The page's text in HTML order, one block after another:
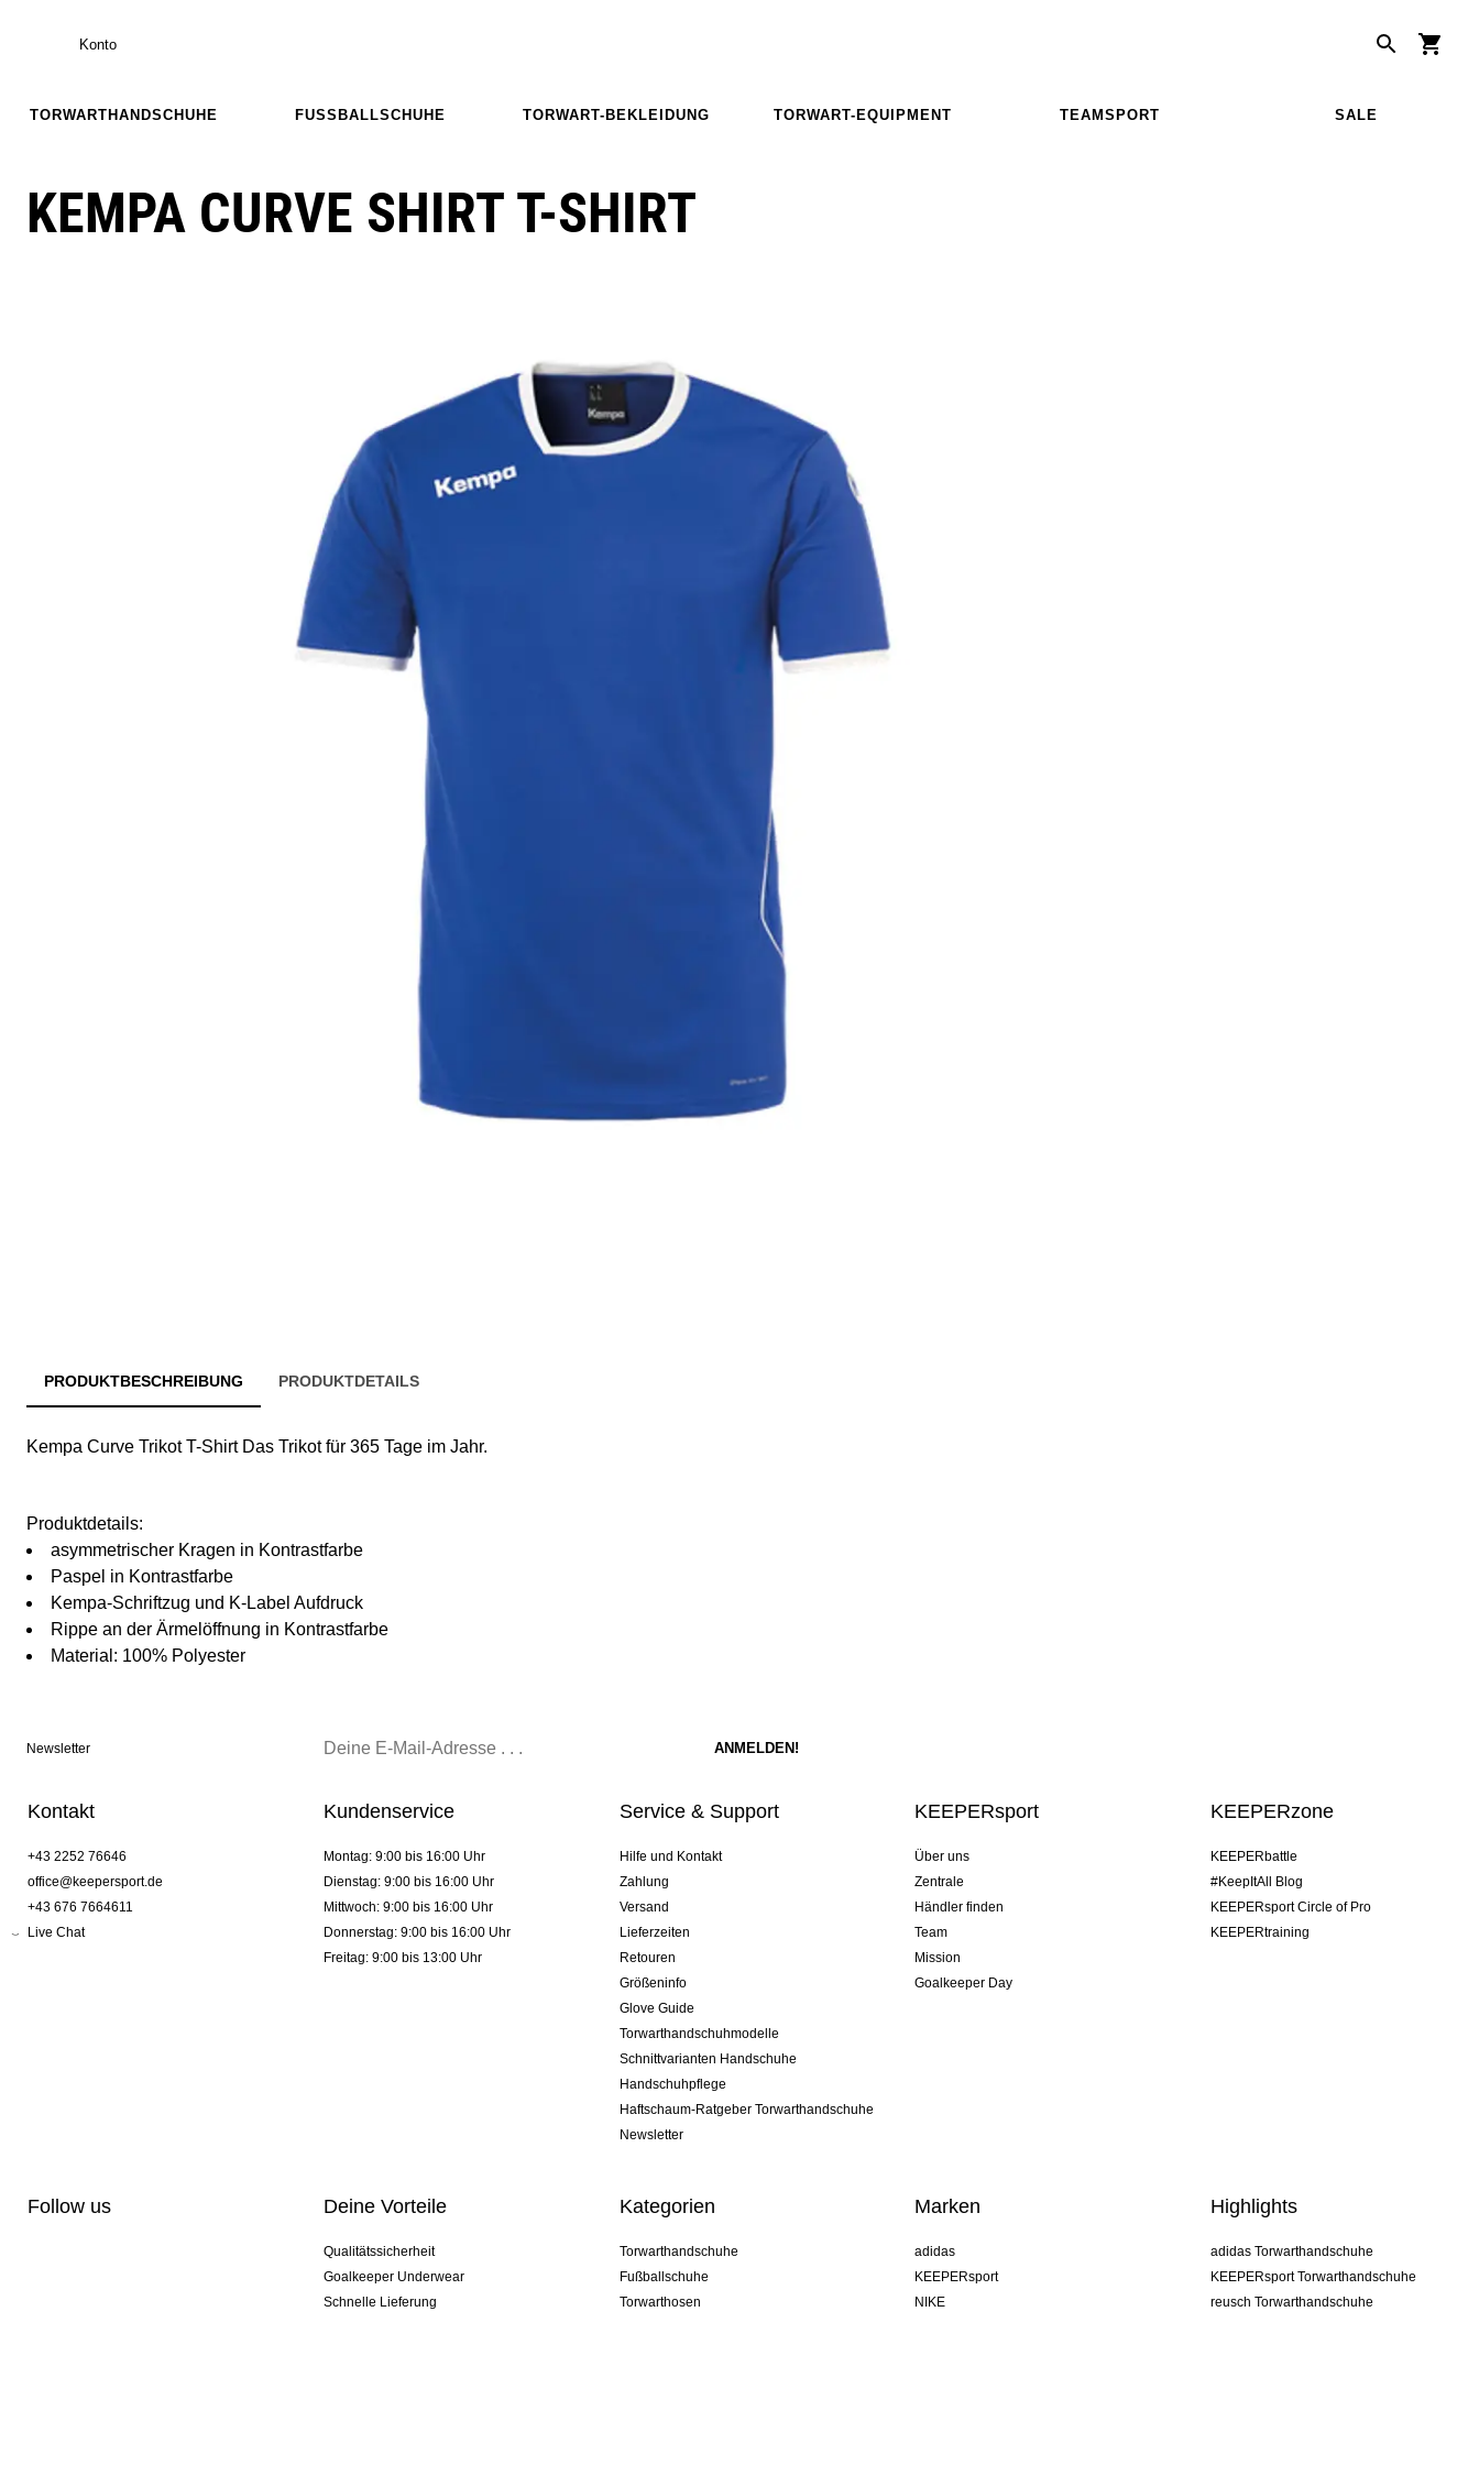
Konto
TORWARTHANDSCHUHE FUSSBALLSCHUHE TORWART-BEKLEIDUNG TORWART-EQUIPMENT TEAMSPORT SALE
KEMPA CURVE SHIRT T-SHIRT
PRODUKTBESCHREIBUNG PRODUKTDETAILS
Kempa Curve Trikot T-Shirt Das Trikot für 365 Tage im Jahr.
Produktdetails:
asymmetrischer Kragen in Kontrastfarbe
Paspel in Kontrastfarbe
Kempa-Schriftzug und K-Label Aufdruck
Rippe an der Ärmelöffnung in Kontrastfarbe
Material: 100% Polyester
Newsletter
Kontakt
+43 2252 76646
office@keepersport.de
+43 676 7664611
Live Chat
Kundenservice
Montag: 9:00 bis 16:00 Uhr
Dienstag: 9:00 bis 16:00 Uhr
Mittwoch: 9:00 bis 16:00 Uhr
Donnerstag: 9:00 bis 16:00 Uhr
Freitag: 9:00 bis 13:00 Uhr
Service & Support
Hilfe und Kontakt
Zahlung
Versand
Lieferzeiten
Retouren
Größeninfo
Glove Guide
Torwarthandschuhmodelle
Schnittvarianten Handschuhe
Handschuhpflege
Haftschaum-Ratgeber Torwarthandschuhe
Newsletter
KEEPERsport
Über uns
Zentrale
Händler finden
Team
Mission
Goalkeeper Day
KEEPERzone
KEEPERbattle
#KeepItAll Blog
KEEPERsport Circle of Pro
KEEPERtraining
Follow us Deine Vorteile
Qualitätssicherheit
Goalkeeper Underwear
Schnelle Lieferung
Kategorien
Torwarthandschuhe
Fußballschuhe
Torwarthosen
Marken
adidas
KEEPERsport
NIKE
Highlights
adidas Torwarthandschuhe
KEEPERsport Torwarthandschuhe
reusch Torwarthandschuhe